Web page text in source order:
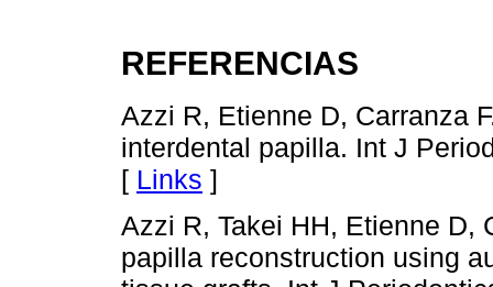
REFERENCIAS
Azzi R, Etienne D, Carranza
interdental papilla. Int J
[ Links ]
Azzi R, Takei HH, Etienne D,
papilla reconstruction using